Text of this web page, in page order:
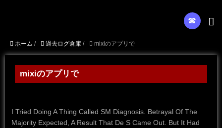
☎︎
ホーム / 過去ログ倉庫 / mixiのアプリで
mixiのアプリで
I Tried Doing A Thing Called SM Diagnosis. Betrayal Of The
Majority Expected, A Result That De S Came Out. But It Had